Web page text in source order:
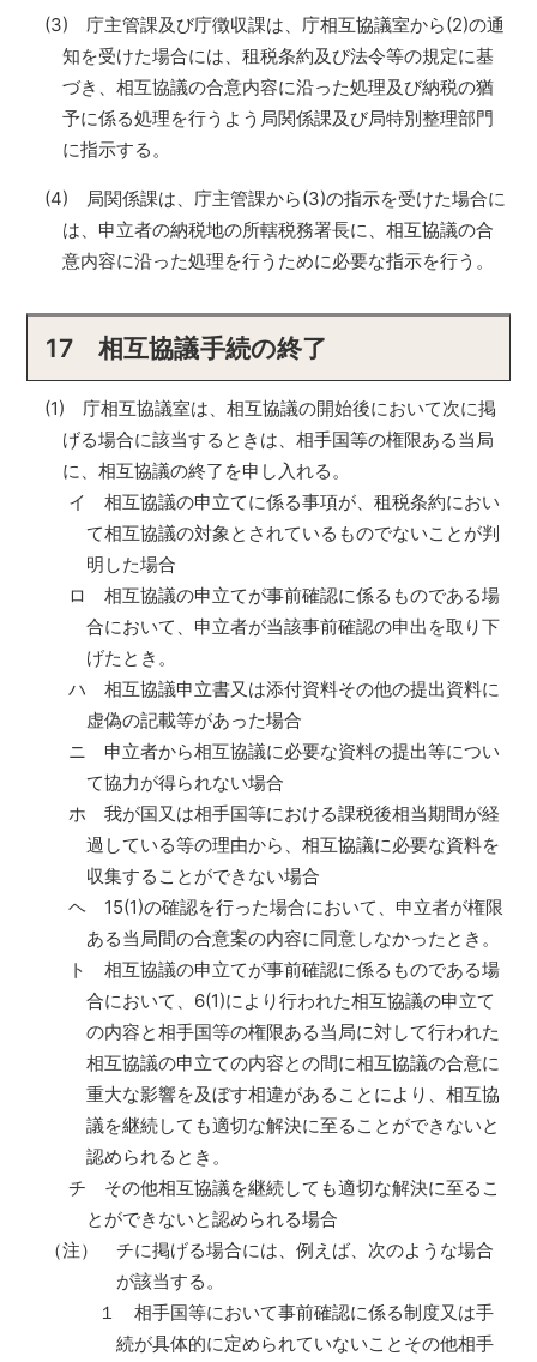
(3) 庁主管課及び庁徴収課は、庁相互協議室から(2)の通
知を受けた場合には、租税条約及び法令等の規定に基
づき、相互協議の合意内容に沿った処理及び納税の猶
予に係る処理を行うよう局関係課及び局特別整理部門
に指示する。
(4) 局関係課は、庁主管課から(3)の指示を受けた場合に
は、申立者の納税地の所轄税務署長に、相互協議の合
意内容に沿った処理を行うために必要な指示を行う。
17 相互協議手続の終了
(1) 庁相互協議室は、相互協議の開始後において次に掲
げる場合に該当するときは、相手国等の権限ある当局
に、相互協議の終了を申し入れる。
イ 相互協議の申立てに係る事項が、租税条約におい
て相互協議の対象とされているものでないことが判
明した場合
ロ 相互協議の申立てが事前確認に係るものである場
合において、申立者が当該事前確認の申出を取り下
げたとき。
ハ 相互協議申立書又は添付資料その他の提出資料に
虚偽の記載等があった場合
ニ 申立者から相互協議に必要な資料の提出等につい
て協力が得られない場合
ホ 我が国又は相手国等における課税後相当期間が経
過している等の理由から、相互協議に必要な資料を
収集することができない場合
ヘ 15(1)の確認を行った場合において、申立者が権限
ある当局間の合意案の内容に同意しなかったとき。
ト 相互協議の申立てが事前確認に係るものである場
合において、6(1)により行われた相互協議の申立て
の内容と相手国等の権限ある当局に対して行われた
相互協議の申立ての内容との間に相互協議の合意に
重大な影響を及ぼす相違があることにより、相互協
議を継続しても適切な解決に至ることができないと
認められるとき。
チ その他相互協議を継続しても適切な解決に至るこ
とができないと認められる場合
（注） チに掲げる場合には、例えば、次のような場合
が該当する。
１
相手国等において事前確認に係る制度又は手
続が具体的に定められていないことその他相手